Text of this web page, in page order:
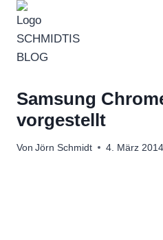
Zum
Inhalt
springen
Samsung
vorgestellt
Von Jörn Schmidt 4. März 2014